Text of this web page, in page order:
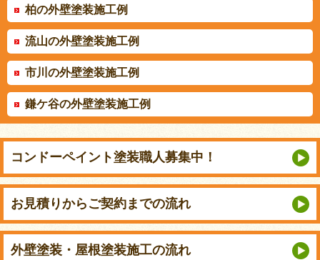
柏の外壁塗装施工例
流山の外壁塗装施工例
市川の外壁塗装施工例
鎌ケ谷の外壁塗装施工例
コンドーペイント塗装職人募集中！
お見積りから ご契約までの流れ
外壁塗装・屋根塗装施工の流れ